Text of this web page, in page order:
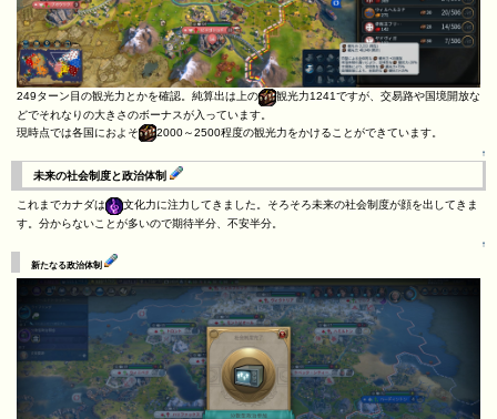
249ターン目の観光力とかを確認。純算出は上の
観光力1241ですが、交易路や国境開放な
どでそれなりの大きさのボーナスが入っています。
現時点では各国におよそ
2000～2500程度の観光力をかけることができています。
↑
未来の社会制度と政治体制
これまでカナダは
文化力に注力してきました。そろそろ未来の社会制度が顔を出してきま
す。分からないことが多いので期待半分、不安半分。
↑
新たなる政治体制